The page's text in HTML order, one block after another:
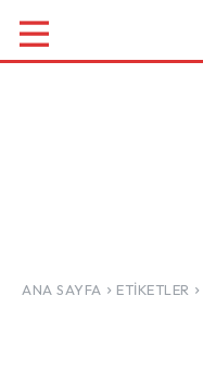
ANA SAYFA ETIKETLER